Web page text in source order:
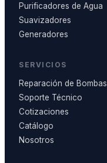
Purificadores de Agua
Suavizadores
Generadores
SERVICIOS
Reparación de Bombas
Soporte Técnico
Cotizaciones
Catálogo
Nosotros